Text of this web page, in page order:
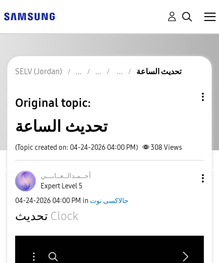
SELV (Jordan) تحديث الساعة
Original topic:
تحديث الساعة
(Topic created on: 04-24-2026 04:00 PM) 308Views
أحــمـدالــعــانـــي
Expert Level 5
‎04-24-2026 04:00 PM in جالاكسى نوت
Clock